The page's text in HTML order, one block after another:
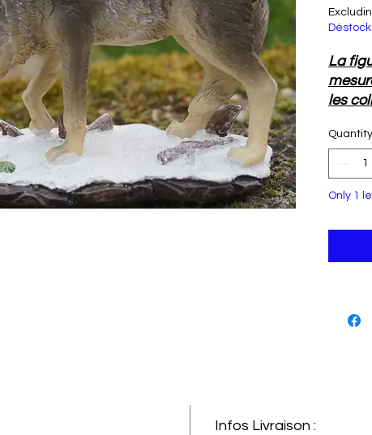
La
les
avec
très
votre
Quantity
Only 1
Infos Livraison :